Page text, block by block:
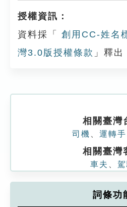
授權資訊：
資料採「
創用CC-姓名
灣3.0版授權條款 」釋出
相關臺灣
司機 運轉手
相關臺灣
車夫 駕
詞條功